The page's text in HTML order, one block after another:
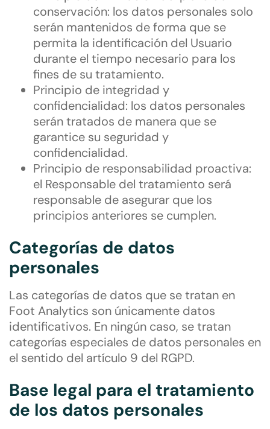
conservación: los datos personales solo
serán mantenidos de forma que se
permita la identificación del Usuario
durante el tiempo necesario para los
fines de su tratamiento.
Principio de integridad y
confidencialidad: los datos personales
serán tratados de manera que se
garantice su seguridad y
confidencialidad.
Principio de responsabilidad proactiva:
el Responsable del tratamiento será
responsable de asegurar que los
principios anteriores se cumplen.
Categorías de datos
personales
Las categorías de datos que se tratan en
Foot Analytics son únicamente datos
identificativos. En ningún caso, se tratan
categorías especiales de datos personales en
el sentido del artículo 9 del RGPD.
Base legal para el tratamiento
de los datos personales